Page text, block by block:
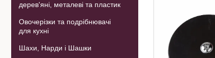
дерев'яні, металеві та пластик
Овочерізки та подрібнювачі
для кухні
Шахи, Нарди і Шашки